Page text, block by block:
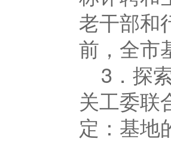
老干部和
前，全市
3．探
关工委联
定：基地